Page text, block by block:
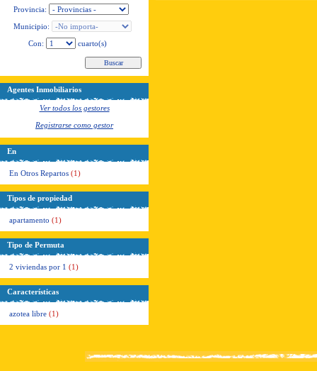
Provincia:
Municipio:
Con:
cuarto(s)
Agentes Inmobiliarios
Ver todos los gestores
Registrarse como gestor
En
En Otros Repartos (1)
Tipos de propiedad
apartamento (1)
Tipo de Permuta
2 viviendas por 1 (1)
Características
azotea libre (1)